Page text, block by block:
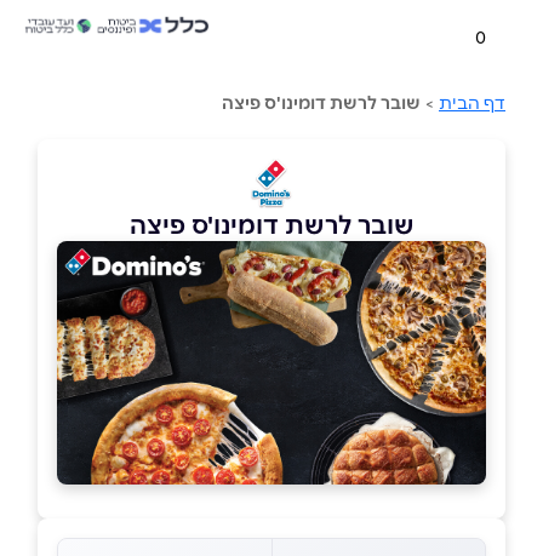
0
דף הבית > שובר לרשת דומינו'ס פיצה
שובר לרשת דומינו'ס פיצה